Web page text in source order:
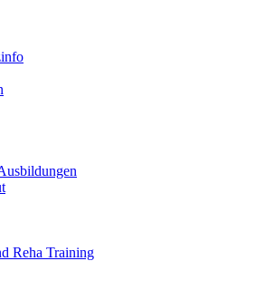
Reha Training